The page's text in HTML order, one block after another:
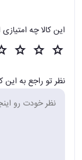
این کالا چه
نظر تو راجع به این